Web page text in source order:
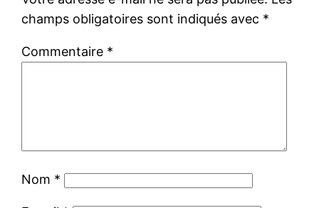
champs obligatoires sont indiqués avec *
Commentaire *
Nom *